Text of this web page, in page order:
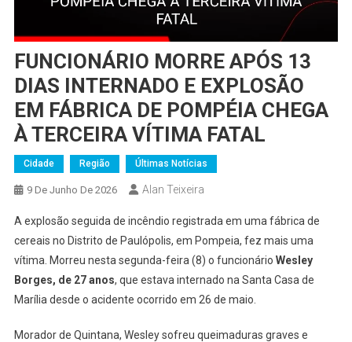
FUNCIONÁRIO MORRE APÓS 13
DIAS INTERNADO E EXPLOSÃO
EM FÁBRICA DE POMPÉIA CHEGA
À TERCEIRA VÍTIMA FATAL
Cidade Região Últimas Notícias
9 De Junho De 2026 Alan Teixeira
A explosão seguida de incêndio registrada em uma fábrica de
cereais no Distrito de Paulópolis, em Pompeia, fez mais uma
vítima. Morreu nesta segunda-feira (8) o funcionário Wesley
Borges, de 27 anos, que estava internado na Santa Casa de
Marília desde o acidente ocorrido em 26 de maio.
Morador de Quintana, Wesley sofreu queimaduras graves e